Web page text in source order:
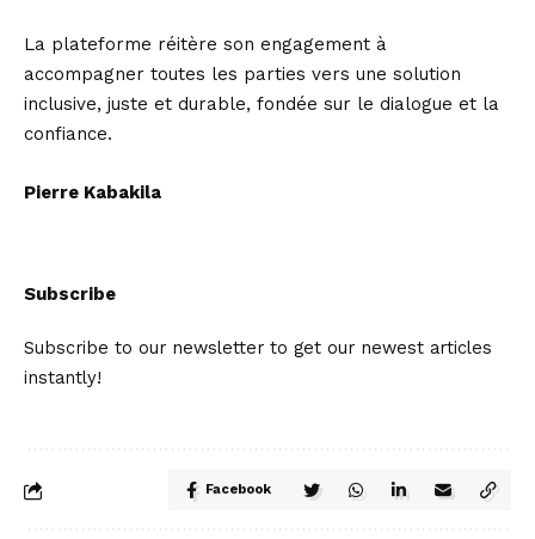
La plateforme réitère son engagement à
accompagner toutes les parties vers une solution
inclusive, juste et durable, fondée sur le dialogue et la
confiance.
Pierre Kabakila
Subscribe
Subscribe to our newsletter to get our newest articles
instantly!
Facebook